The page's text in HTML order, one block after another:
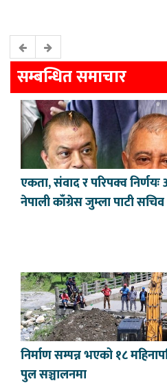
सम्बन्धित समाचार
एकता, संवाद र परिपक्व
नेपाली काँग्रेस जुम्ला पाटी सचिव
निर्माण सम्पन्न भएको १८
पुल सञ्चालनमा